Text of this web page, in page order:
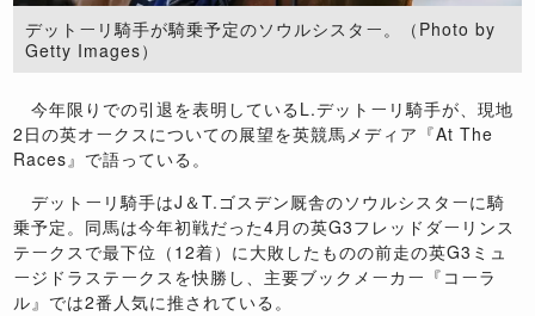
デットーリ騎手が騎乗予定のソウルシスター。（Photo by
Getty Images）
今年限りでの引退を表明しているL.デットーリ騎手が、現地
2日の英オークスについての展望を英競馬メディア『At The
Races』で語っている。
デットーリ騎手はJ＆T.ゴスデン厩舎のソウルシスターに騎
乗予定。同馬は今年初戦だった4月の英G3フレッドダーリンス
テークスで最下位（12着）に大敗したものの前走の英G3ミュ
ージドラステークスを快勝し、主要ブックメーカー『コーラ
ル』では2番人気に推されている。